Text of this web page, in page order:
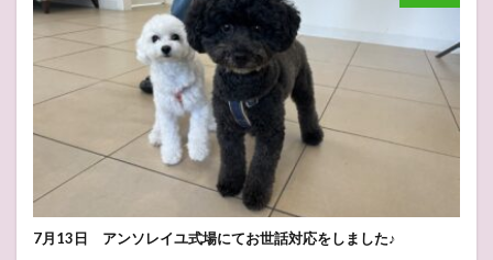
7月13日 アンソレイユ式場にてお世話対応をしました♪